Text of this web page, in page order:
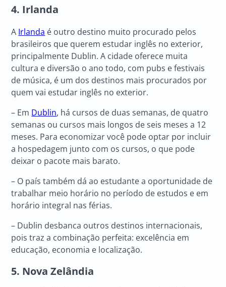
4. Irlanda
A Irlanda é outro destino muito procurado pelos
brasileiros que querem estudar inglês no exterior,
principalmente Dublin. A cidade oferece muita
cultura e diversão o ano todo, com pubs e festivais
de música, é um dos destinos mais procurados por
quem vai estudar inglês no exterior.
– Em Dublin, há cursos de duas semanas, de quatro
semanas ou cursos mais longos de seis meses a 12
meses. Para economizar você pode optar por incluir
a hospedagem junto com os cursos, o que pode
deixar o pacote mais barato.
– O país também dá ao estudante a oportunidade de
trabalhar meio horário no período de estudos e em
horário integral nas férias.
– Dublin desbanca outros destinos internacionais,
pois traz a combinação perfeita: excelência em
educação, economia e localização.
5. Nova Zelândia